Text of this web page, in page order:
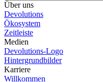
Über uns
Devolutions
Ökosystem
Zeitleiste
Medien
Devolutions-Logo
Hintergrundbilder
Karriere
Willkommen